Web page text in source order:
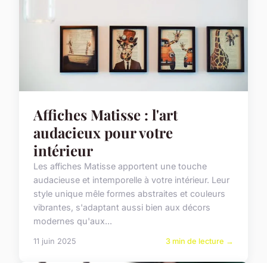
Affiches Matisse : l'art
audacieux pour votre
intérieur
Les affiches Matisse apportent une touche
audacieuse et intemporelle à votre intérieur. Leur
style unique mêle formes abstraites et couleurs
vibrantes, s'adaptant aussi bien aux décors
modernes qu'aux...
11 juin 2025 3 min de lecture →